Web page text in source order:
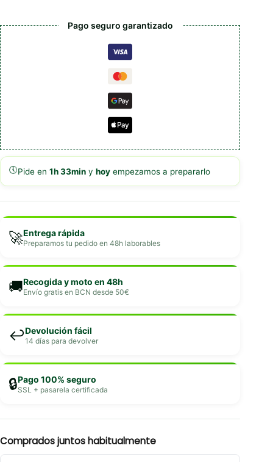
Pago seguro garantizado
🕔Pide en 1h 33min y hoy empezamos a prepararlo
🚀Entrega rápida
Preparamos tu pedido en 48h laborables
🚚Recogida y moto en 48h
Envío gratis en BCN desde 50€
↩️Devolución fácil
14 días para devolver
🔒Pago 100% seguro
SSL + pasarela certificada
Comprados juntos habitualmente